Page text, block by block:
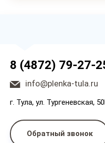
8 (4872) 79-27-
info@plenka-tula.ru
г. Тула, ул. Тургеневская,
Обратный звонок